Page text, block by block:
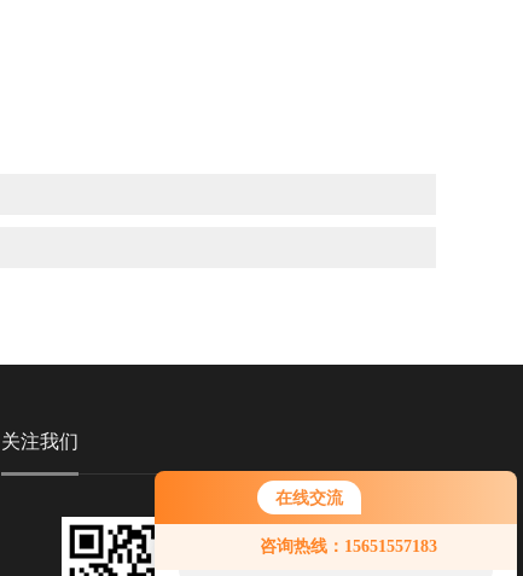
在线交流
咨询热线：15651557183
您好！欢迎前来咨询，很高兴为您
服务，请问您要咨询什么问题呢？
关注我们